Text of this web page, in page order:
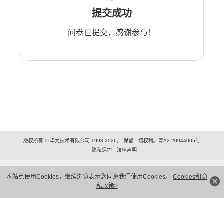
本站点使用Cookies，继续浏览表示您同意我们使用Cookies。 Cookies和隐
私政策>
提交成功
问卷已提交，感谢参与！
版权所有 © 华为技术有限公司 1998-2026。 保留一切权利。粤A2-20044005号
隐私保护
法律声明